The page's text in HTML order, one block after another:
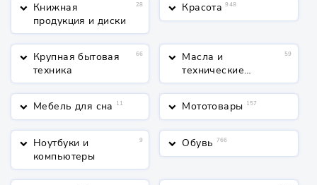
keyboard_arrow_down Книжная
продукция и диски
28 keyboard_arrow_down Красота 948
keyboard_arrow_down Крупная бытовая
техника
66 keyboard_arrow_down Масла и
технические
жидкости
59
keyboard_arrow_down Мебель для сна 11 keyboard_arrow_down Мототовары 157
keyboard_arrow_down Ноутбуки и
компьютеры
9 keyboard_arrow_down Обувь 766